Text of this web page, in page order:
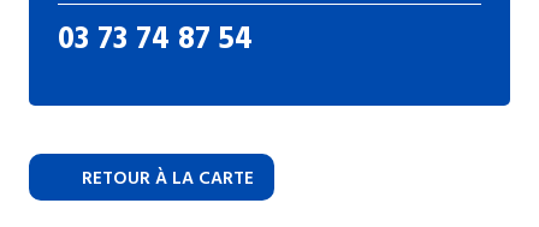
03 73 74 87 54
RETOUR À LA CARTE